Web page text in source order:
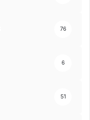
76
6
51